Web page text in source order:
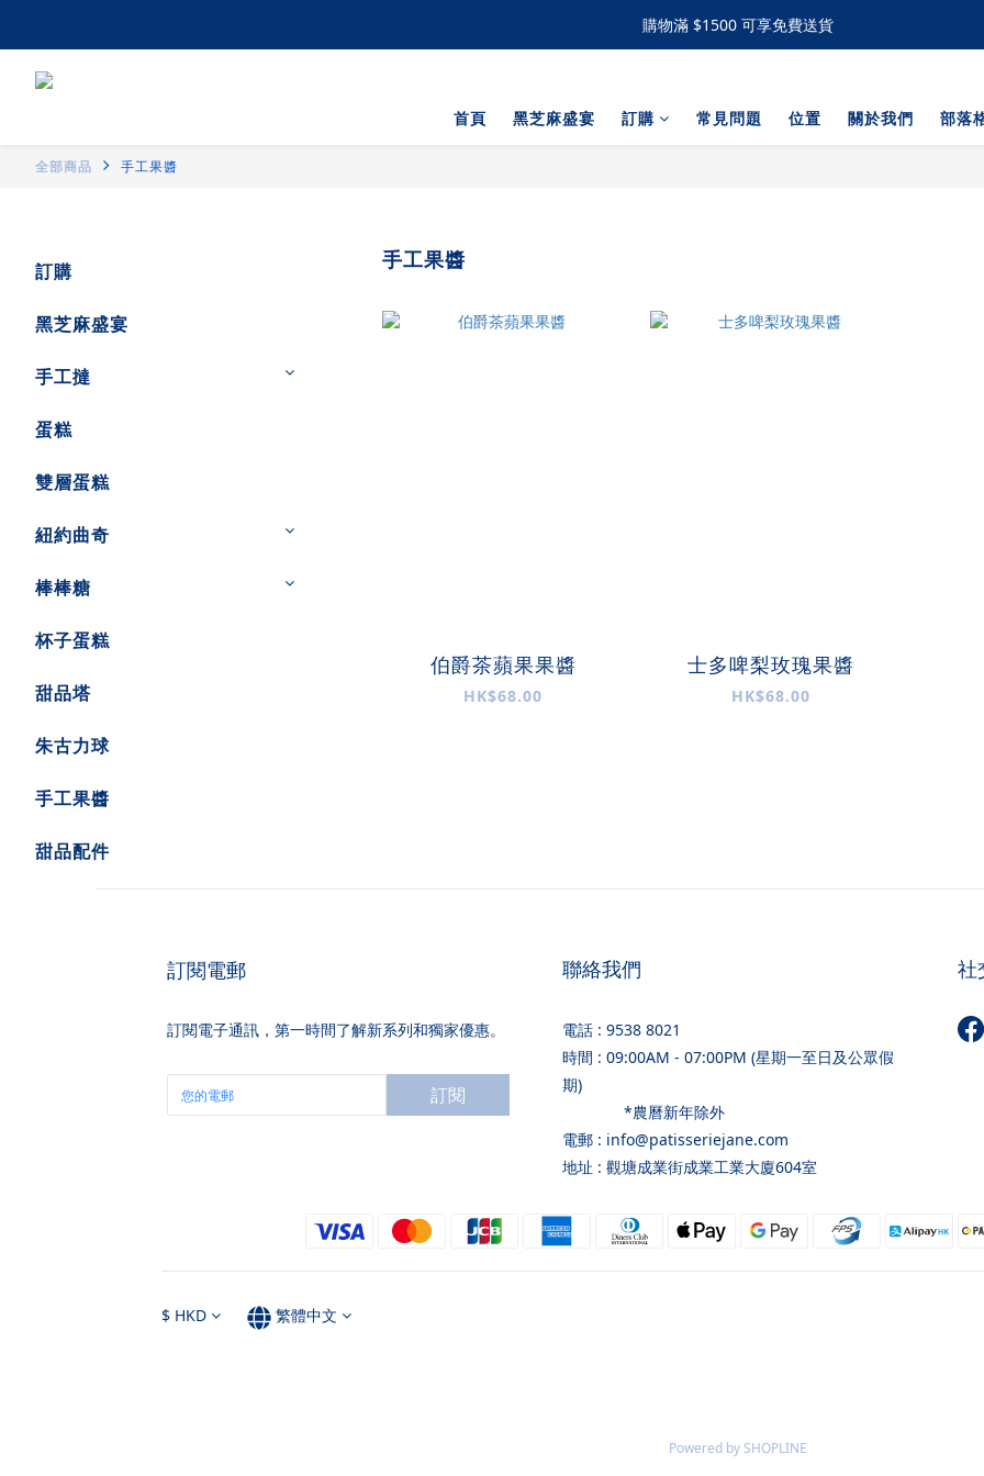
購物滿 $1500 可享免費送貨
購物滿 $1500 可享免費送貨
購物滿 $1500 可享免費送貨
首頁 黑芝麻盛宴 訂購 常見問題 位置 關於我們 部落
全部商品 手工果醬
訂購
黑芝麻盛宴
手工撻
蛋糕
雙層蛋糕
紐約曲奇
棒棒糖
杯子蛋糕
甜品塔
朱古力球
手工果醬
甜品配件
手工果醬
伯爵茶蘋果果醬
HK$68.00
士多啤梨玫瑰果醬
HK$68.00
訂閱電郵
訂閱電子通訊，第一時間了解新系列和獨家優惠。
訂閱
聯絡我們
電話 : 9538 8021
時間 : 09:00AM - 07:00PM (星期一至日及公眾假
期)
*農曆新年除外
電郵 : info@patisseriejane.com
地址 : 觀塘成業街成業工業大廈604室
社
$ HKD 繁體中文
Powered by SHOPLINE